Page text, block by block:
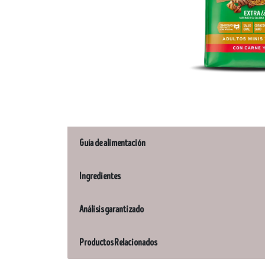
Guía de alimentación
Ingredientes
Análisis garantizado
Productos Relacionados